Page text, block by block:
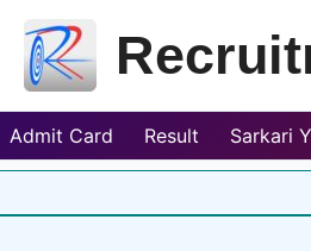
Admit Card Result Sarkari